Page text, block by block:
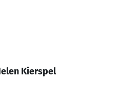
Kierspel